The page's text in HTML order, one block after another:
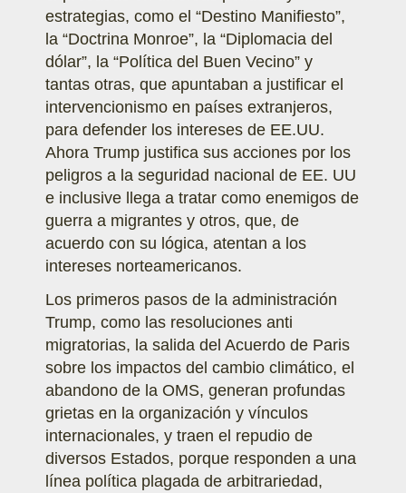
estrategias, como el “Destino Manifiesto”,
la “Doctrina Monroe”, la “Diplomacia del
dólar”, la “Política del Buen Vecino” y
tantas otras, que apuntaban a justificar el
intervencionismo en países extranjeros,
para defender los intereses de EE.UU.
Ahora Trump justifica sus acciones por los
peligros a la seguridad nacional de EE. UU
e inclusive llega a tratar como enemigos de
guerra a migrantes y otros, que, de
acuerdo con su lógica, atentan a los
intereses norteamericanos.
Los primeros pasos de la administración
Trump, como las resoluciones anti
migratorias, la salida del Acuerdo de Paris
sobre los impactos del cambio climático, el
abandono de la OMS, generan profundas
grietas en la organización y vínculos
internacionales, y traen el repudio de
diversos Estados, porque responden a una
línea política plagada de arbitrariedad,